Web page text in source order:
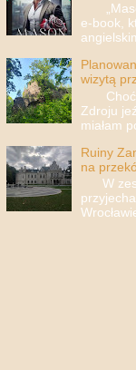
e-book,
wizytą
Choć w
Zdroju
miałam
Ruiny
na
W